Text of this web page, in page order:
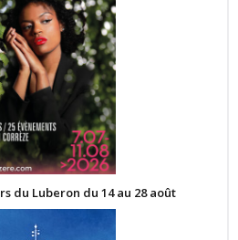
du Luberon du 14 au 28 août